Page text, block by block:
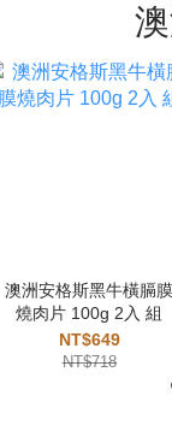
澳洲安格斯黑牛橫膈膜
燒肉片 100g 2入 組
NT$649
NT$718